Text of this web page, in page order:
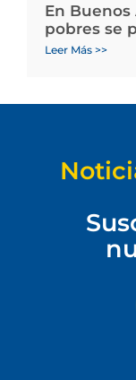
En
pobres se
Leer Más >>